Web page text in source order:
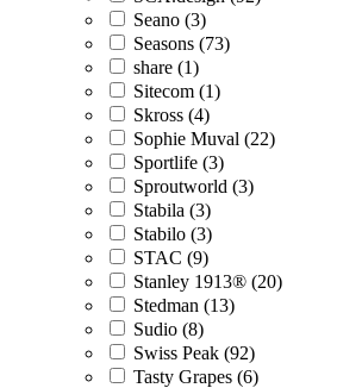
Seano (3)
Seasons (73)
share (1)
Sitecom (1)
Skross (4)
Sophie Muval (22)
Sportlife (3)
Sproutworld (3)
Stabila (3)
Stabilo (3)
STAC (9)
Stanley 1913® (20)
Stedman (13)
Sudio (8)
Swiss Peak (92)
Tasty Grapes (6)